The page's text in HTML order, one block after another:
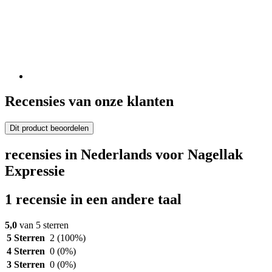
Recensies van onze klanten
Dit product beoordelen
recensies in Nederlands voor Nagellak
Expressie
1 recensie in een andere taal
5,0 van 5 sterren
5 Sterren 2 (100%)
4 Sterren 0 (0%)
3 Sterren 0 (0%)